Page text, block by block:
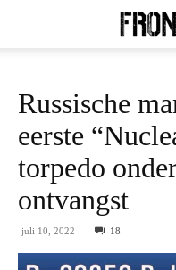
Russische
eerste
torpedo
ontvangst
juli 10, 2022 18